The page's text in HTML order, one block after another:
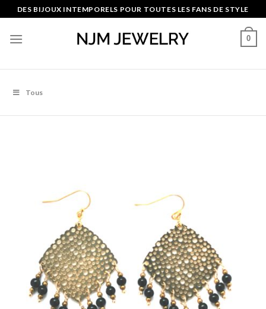
to
content
DES BIJOUX INTEMPORELS POUR TOUTES LES FANS DE STYLE
0
Tous